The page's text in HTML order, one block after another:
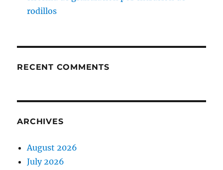
rodillos
RECENT COMMENTS
ARCHIVES
August 2026
July 2026